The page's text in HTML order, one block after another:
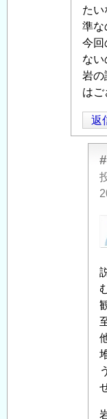
に
よ
る
「
岩
着
礎」
へ
たい
準な
今回
ない
岩の
は
返
岩